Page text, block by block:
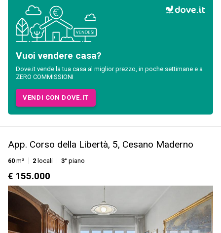
Vuoi vendere casa?
Dove.it vende la tua casa al miglior prezzo, in poche settimane e a
ZERO COMMISSIONI
VENDI CON DOVE.IT
App. Corso della Libertà, 5, Cesano Maderno
60 m² 2 locali 3° piano
€ 155.000